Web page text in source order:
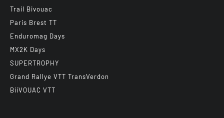
Trail Bivouac
Paris Brest TT
Enduromag Days
MX2K Days
SUPERTROPHY
Grand Rallye VTT TransVerdon
BiiVOUAC VTT